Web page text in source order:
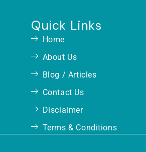
Quick Links
Home
About Us
Blog / Articles
Contact Us
Disclaimer
Terms & Conditions